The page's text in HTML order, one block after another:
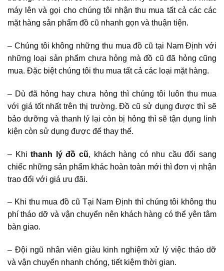
máy lên và gọi cho chúng tôi nhận thu mua tất cả các các
mặt hàng sản phẩm đồ cũ nhanh gọn và thuận tiện.
– Chúng tôi không những thu mua đồ cũ tại Nam Định với
những loại sản phẩm chưa hỏng mà đồ cũ đã hỏng cũng
mua. Đặc biệt chúng tôi thu mua tất cả các loại mặt hàng.
– Dù đã hỏng hay chưa hỏng thì chúng tôi luôn thu mua
với giá tốt nhất trên thị trường. Đồ cũ sử dụng được thì sẽ
bảo dưỡng và thanh lý lại còn bị hỏng thì sẽ tận dụng linh
kiện còn sử dụng được để thay thế.
– Khithanh lý đồ cũ, khách hàng có nhu cầu đổi sang
chiếc những sản phẩm khác hoàn toàn mới thì đơn vị nhận
trao đổi với giá ưu đãi.
– Khi thu mua đồ cũ Tại Nam Định thì chúng tôi không thu
phí tháo dỡ và vận chuyển nên khách hàng có thể yên tâm
bàn giao.
– Đội ngũ nhân viên giàu kinh nghiệm xử lý việc tháo dỡ
và vận chuyển nhanh chóng, tiết kiệm thời gian.